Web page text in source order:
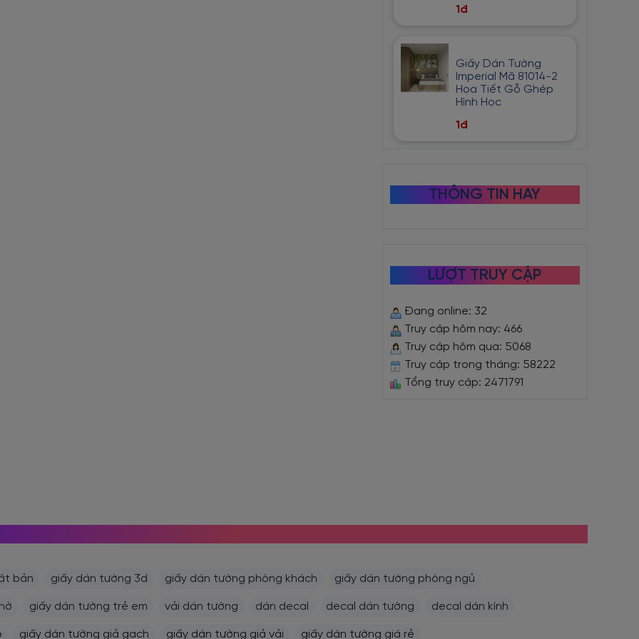
1đ
Giấy Dán Tường
Imperial Mã 81014-2
Họa Tiết Gỗ Ghép
Hình Học
1đ
THÔNG TIN HAY
LƯỢT TRUY CẬP
Đang online: 32
Truy cập hôm nay: 466
Truy cập hôm qua: 5068
Truy cập trong tháng: 58222
Tổng truy cập: 2471791
bản giấy dán tường 3d giấy dán tường phòng khách giấy dán tường phòng ngủ
giấy dán tường trẻ em vải dán tường dán decal decal dán tường decal dán kính
giấy dán tường giả gạch giấy dán tường giả vải giấy dán tường giá rẻ